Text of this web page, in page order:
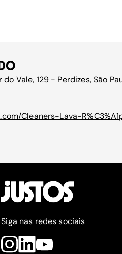
Vale, 129 - Perdizes, São
Cleaners-Lava-
Siga nas redes sociais